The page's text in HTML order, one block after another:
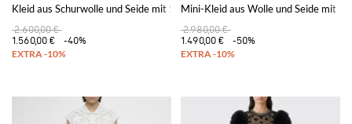
Kleid aus Schurwolle und Seide mit Schleifen
2.600,00 €
1.560,00 €
-40%
Mini-Kleid aus Wolle und Seide mit
2.980,00 €
1.490,00 €
-50%